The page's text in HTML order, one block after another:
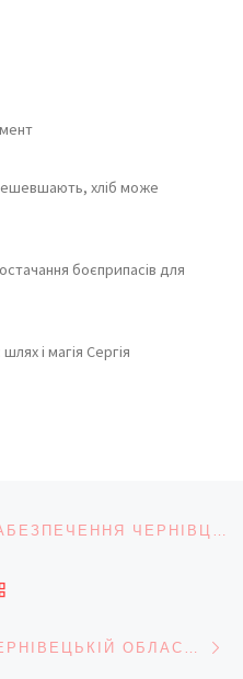
хліб може
боєприпасів для
і магія Сергія